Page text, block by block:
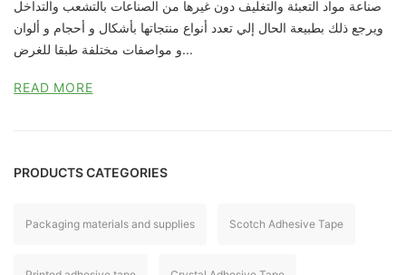
ويرجع ذلك بطبيعة الحال إلي تعدد أنواع منتجاتها بأشكال و أحجام و ألوان
READ MORE
PRODUCTS CATEGORIES
Packaging materials and supplies Scotch Adhesive Tape
Printed adhesive tape Crystal Adhesive Tape